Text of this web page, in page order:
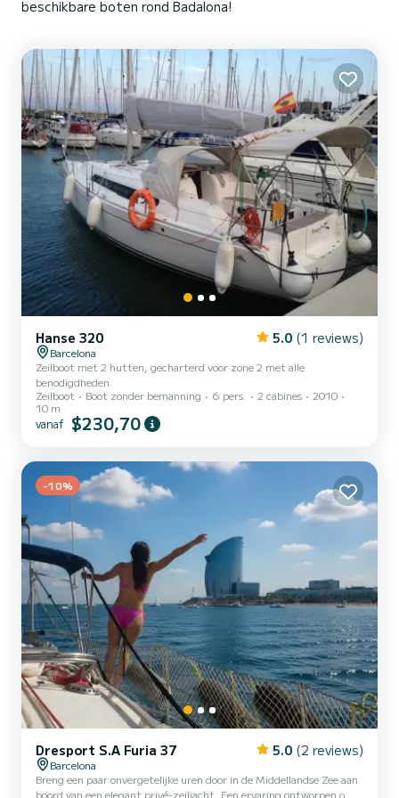
beschikbare boten rond Badalona!
Hanse 320 5.0 (1 reviews)
Barcelona
Zeilboot met 2 hutten, gecharterd voor zone 2 met alle
benodigdheden
Zeilboot
Boot zonder bemanning 6 pers. 2 cabines
2010
10 m
vanaf $230,70
-10%
Dresport S.A Furia 37 5.0 (2 reviews)
Barcelona
Breng een paar onvergetelijke uren door in de Middellandse Zee aan
boord van een elegant privé-zeiljacht. Een ervaring ontworpen om